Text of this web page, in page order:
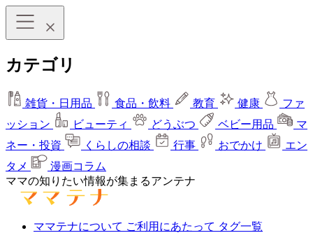
カテゴリ
雑貨・日用品 食品・飲料 教育 健康
ファ
ッション
ビューティ どうぶつ ベビー用品
マ
ネー・投資
くらしの相談 行事 おでかけ
エン
タメ
漫画コラム
ママの知りたい情報が集まるアンテナ
ママテナについて ご利用にあたって タグ一覧